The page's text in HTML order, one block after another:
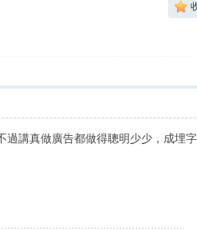
講真做廣告都做得聰明少少，成埋